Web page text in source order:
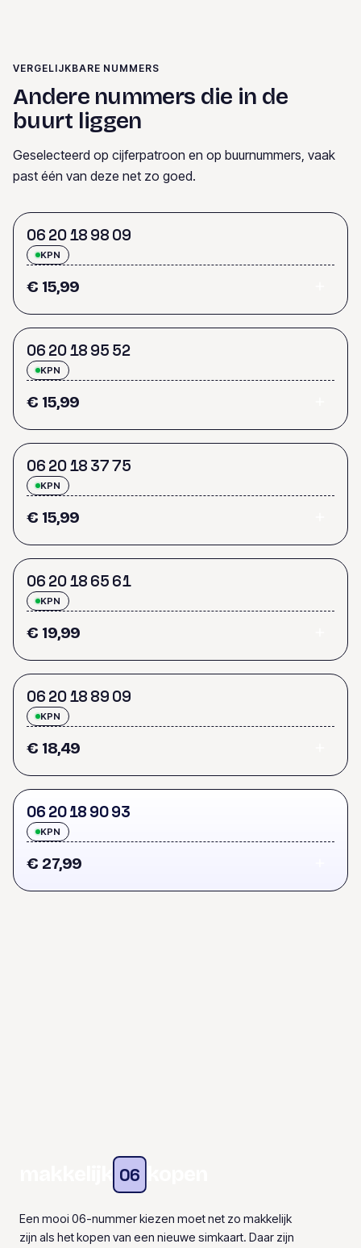
VERGELIJKBARE NUMMERS
Andere nummers die in de
buurt liggen
Geselecteerd op cijferpatroon en op buurnummers, vaak
past één van deze net zo goed.
06 2018 98 09
KPN
€ 15,99
06 2018 95 52
KPN
€ 15,99
06 2018 3775
KPN
€ 15,99
06 2018 65 61
KPN
€ 19,99
06 2018 89 09
KPN
€ 18,49
06 2018 9093
KPN
€ 27,99
06
Een mooi 06-nummer kiezen moet net zo makkelijk
zijn als het kopen van een nieuwe simkaart. Daar zijn